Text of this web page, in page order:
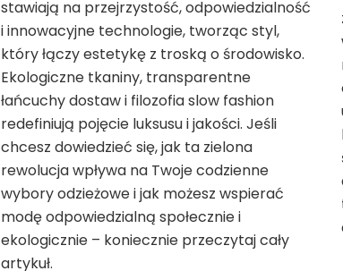
stawiają na przejrzystość, odpowiedzialność
i innowacyjne technologie, tworząc styl,
który łączy estetykę z troską o środowisko.
Ekologiczne tkaniny, transparentne
łańcuchy dostaw i filozofia slow fashion
redefiniują pojęcie luksusu i jakości. Jeśli
chcesz dowiedzieć się, jak ta zielona
rewolucja wpływa na Twoje codzienne
wybory odzieżowe i jak możesz wspierać
modę odpowiedzialną społecznie i
ekologicznie – koniecznie przeczytaj cały
artykuł.